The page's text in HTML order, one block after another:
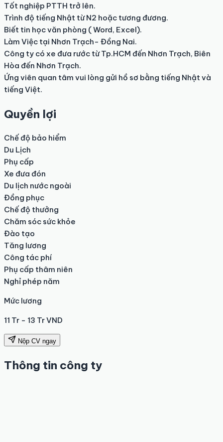
Tốt nghiệp PTTH trở lên.
Trình độ tiếng Nhật từ N2 hoặc tương đương.
Biết tin học văn phòng ( Word, Excel).
Làm Việc tại Nhơn Trạch- Đồng Nai.
Công ty có xe đưa rước từ Tp.HCM đến Nhơn Trạch, Biên
Hòa đến Nhơn Trạch.
Ứng viên quan tâm vui lòng gửi hồ sơ bằng tiếng Nhật và
tiếng Việt.
Quyền lợi
Chế độ bảo hiểm
Du Lịch
Phụ cấp
Xe đưa đón
Du lịch nước ngoài
Đồng phục
Chế độ thưởng
Chăm sóc sức khỏe
Đào tạo
Tăng lương
Công tác phí
Phụ cấp thâm niên
Nghỉ phép năm
Mức lương
11 Tr - 13 Tr VND
Nộp CV ngay
Thông tin công ty